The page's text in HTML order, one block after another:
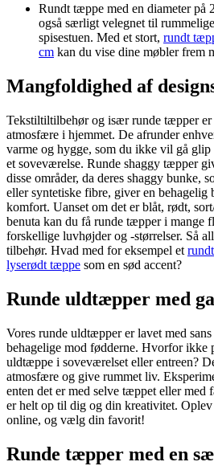
Rundt tæppe med en diameter på
også særligt velegnet til
spisestuen. Med et stort, rundt
cm kan du vise dine møbler frem
Mangfoldighed af
Tekstiltiltilbehør og især runde tæpper
atmosfære i hjemmet. De afrunder
varme og hygge, som du ikke vil gå
et soveværelse. Runde shaggy tæpper
disse områder, da deres shaggy bunke,
eller syntetiske fibre, giver en
komfort. Uanset om det er blåt, rødt,
benuta kan du få runde tæpper i mange
forskellige luvhøjder og -størrelser. Så
tilbehør. Hvad med for eksempel et
lyserødt tæppe som en sød accent?
Runde uldtæpper med
Vores runde uldtæpper er lavet med
behagelige mod fødderne. Hvorfor ikke
uldtæppe i soveværelset eller entreen?
atmosfære og give rummet liv.
enten det er med selve tæppet eller
er helt op til dig og din kreativitet.
online, og vælg din favorit!
Runde tæpper med en